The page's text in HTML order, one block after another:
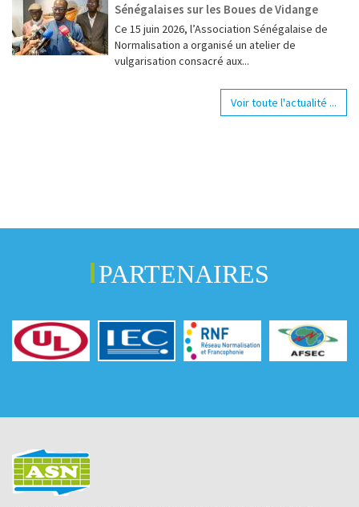
Sénégalaises sur les Boues de Vidange
Ce 15 juin 2026, l’Association Sénégalaise de
Normalisation a organisé un atelier de
vulgarisation consacré aux...
Voir toute l'actualité ...
PARTENAIRES